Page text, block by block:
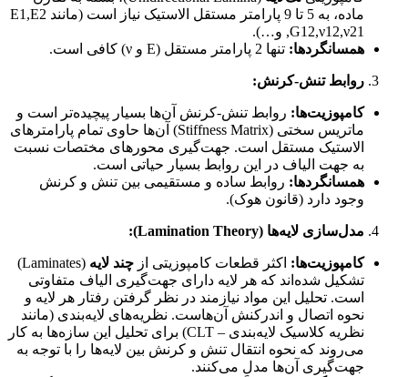
ماده، به 5 تا 9 پارامتر مستقل الاستیک نیاز است (مانند
E1 ,E2
,G12,ν12,ν21
و…).
همسانگردها: تنها 2 پارامتر مستقل (E و ν) کافی است.
روابط تنش-کرنش:
کامپوزیت‌ها: روابط تنش-کرنش آن‌ها بسیار پیچیده‌تر است و
ماتریس سختی (Stiffness Matrix) آن‌ها حاوی تمام پارامترهای
الاستیک مستقل است. جهت‌گیری محورهای مختصات نسبت
به جهت الیاف در این روابط بسیار حیاتی است.
همسانگردها: روابط ساده و مستقیمی بین تنش و کرنش
وجود دارد (قانون هوک).
مدل‌سازی لایه‌ها (Lamination Theory):
کامپوزیت‌ها: اکثر قطعات کامپوزیتی از چند لایه
(Laminates)
تشکیل شده‌اند که هر لایه دارای جهت‌گیری الیاف متفاوتی
است. تحلیل این مواد نیازمند در نظر گرفتن رفتار هر لایه و
نحوه اتصال و اندرکنش آن‌هاست. نظریه‌های لایه‌بندی (مانند
نظریه کلاسیک لایه‌بندی – CLT) برای تحلیل این سازه‌ها به کار
می‌روند که نحوه انتقال تنش و کرنش بین لایه‌ها را با توجه به
جهت‌گیری آن‌ها مدل می‌کنند.